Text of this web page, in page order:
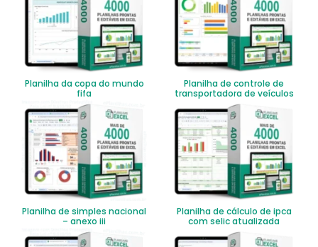
Planilha da copa do mundo
fifa
Planilha de controle de
transportadora de veículos
Planilha de simples nacional
– anexo iii
Planilha de cálculo de ipca
com selic atualizada